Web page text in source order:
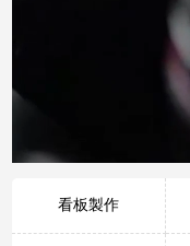
看板製作